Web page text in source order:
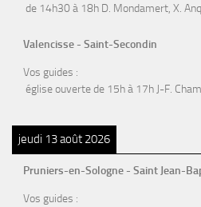
de 14h30 à 18h D. Mondamert, X.
Valencisse - Saint-Secondin
Vos guides :
église ouverte de 15h à 17h J-F.
jeudi 13 août 2026
Pruniers-en-Sologne - Saint Jean-
Vos guides :